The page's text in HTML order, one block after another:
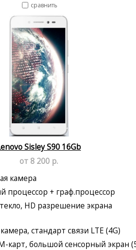
сравнить
Sisley S90 16Gb
от 8 200 р.
камера
процессор + граф.процессор
HD разрешение экрана
стандарт связи LTE (4G)
карт, большой сенсорный экран